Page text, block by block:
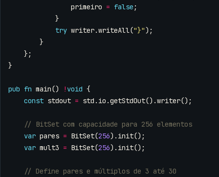
primeiro = false ;
}
try writer.writeAll("}");
}
};
}
pub fn main() ! void {
const stdout = std . io .getStdOut().writer();
var pares = BitSet(256). init();
var mult3 = BitSet(256). init();